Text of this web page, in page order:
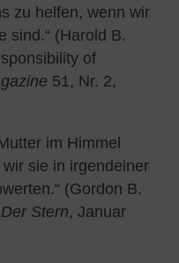
zu helfen, wenn wir
sind.“ (Harold B.
of
51, Nr. 2,
im Himmel
sie in irgendeiner
(Gordon B.
Der Stern, Januar